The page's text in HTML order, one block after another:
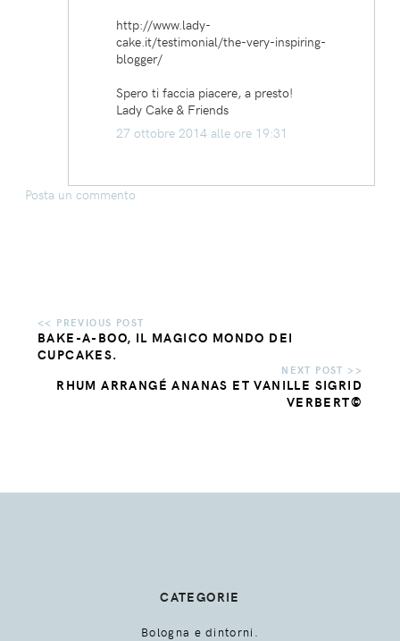
http://www.lady-
cake.it/testimonial/the-very-inspiring-
blogger/
Spero ti faccia piacere, a presto!
Lady Cake & Friends
27 ottobre 2014 alle ore 19:31
Posta un commento
BAKE-A-BOO, IL MAGICO MONDO DEI
CUPCAKES.
RHUM ARRANGÉ ANANAS ET VANILLE SIGRID
VERBERT©
CATEGORIE
Bologna e dintorni.